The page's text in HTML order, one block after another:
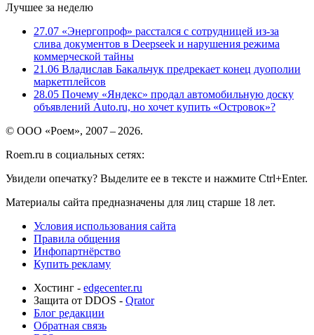
Лучшее за неделю
27.07 «Энергопроф» расстался с сотрудницей из-за
слива документов в Deepseek и нарушения режима
коммерческой тайны
21.06 Владислав Бакальчук предрекает конец дуополии
маркетплейсов
28.05 Почему «Яндекс» продал автомобильную доску
объявлений Auto.ru, но хочет купить «Островок»?
© ООО «Роем», 2007 – 2026.
Roem.ru в социальных сетях:
Увидели опечатку? Выделите ее в тексте и нажмите Ctrl+Enter.
Материалы сайта предназначены для лиц старше 18 лет.
Условия использования сайта
Правила общения
Инфопартнёрство
Купить рекламу
Хостинг - edgecenter.ru
Защита от DDOS - Qrator
Блог редакции
Обратная связь